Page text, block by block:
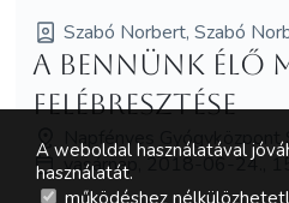
Szabó Norbert, Szabó
A bennünk élő
felébresztése
Napfényes Gyógyközpont
vasárnap, 2018-06-24.,
A weboldal használatával
használatát.
működéshez